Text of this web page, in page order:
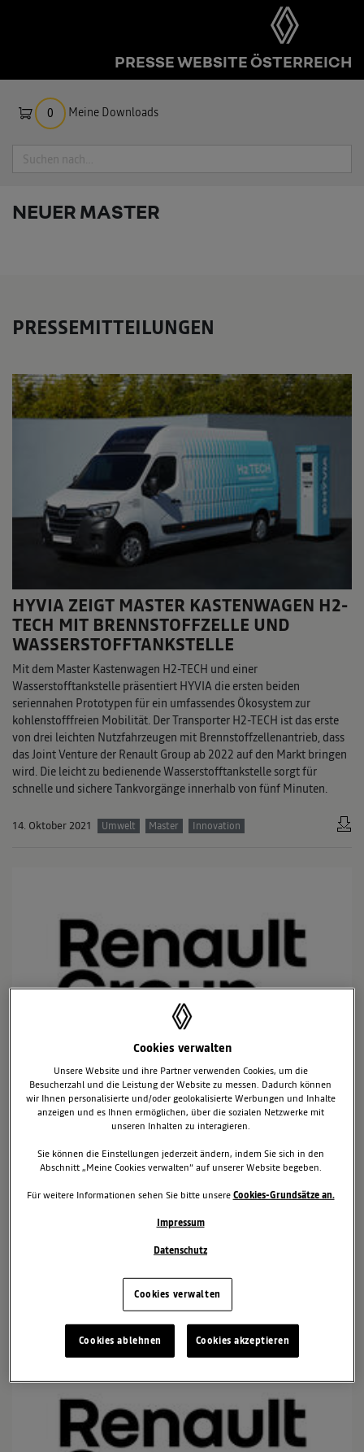
PRESSE WEBSITE ÖSTERREICH
0 Meine Downloads
Suche
NEUER MASTER
PRESSEMITTEILUNGEN
HYVIA ZEIGT MASTER KASTENWAGEN H2-
TECH MIT BRENNSTOFFZELLE UND
WASSERSTOFFTANKSTELLE
Mit dem Master Kastenwagen H2-TECH und einer
Wasserstofftankstelle präsentiert HYVIA die ersten beiden
seriennahen Prototypen für ein umfassendes Ökosystem zur
kohlenstofffreien Mobilität. Der Transporter H2-TECH ist das erste
von drei leichten Nutzfahrzeugen mit Brennstoffzellenantrieb, dass
das Joint Venture der Renault Group ab 2022 auf den Markt bringen
wird. Die leicht zu bedienende Wasserstofftankstelle sorgt für
schnelle und sichere Tankvorgänge innerhalb von fünf Minuten.
14. Oktober 2021 Umwelt Master Innovation
RENAULT ÖSTERREICH LIEFERT 257
NUTZFAHRZEUGE AN DEN
WELTMARKTFÜHRER VON AUFZÜGEN
UND FAHRTREPPEN
Renault Österreich zwischen April und Dezember 2018 253 Renault
Kangoo und vier Renault Trafic an den weltweit agierenden und
insgesamt 257 Nutzfahrzeuge wird mit einem maßgeschneiderten
Cookies verwalten
Unsere Website und ihre Partner verwenden Cookies, um die
Besucherzahl und die Leistung der Website zu messen. Dadurch können
wir Ihnen personalisierte und/oder geolokalisierte Werbungen und Inhalte
anzeigen und es Ihnen ermöglichen, über die sozialen Netzwerke mit
unseren Inhalten zu interagieren.
Sie können die Einstellungen jederzeit ändern, indem Sie sich in den
Abschnitt „Meine Cookies verwalten“ auf unserer Website begeben.
Für weitere Informationen sehen Sie bitte unsereCookies-Grundsätze an.
Impressum
Datenschutz
Cookies verwalten
Cookies ablehnen Cookies akzeptieren